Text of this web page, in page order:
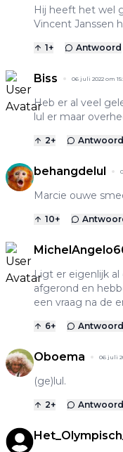
Hij heeft het wel
Vincent Janssen
1+ Antwoord
Biss 06 juli 2022 om
Heb er al veel
lul er maar
2+ Antwoord
behangdelul
Marcie ouwe
10+
Ligt er eigenlijk al
afgerond en
een vraag na de
6+ Antwoord
Oboema 06 juli
(ge)lul.
2+ Antwoord